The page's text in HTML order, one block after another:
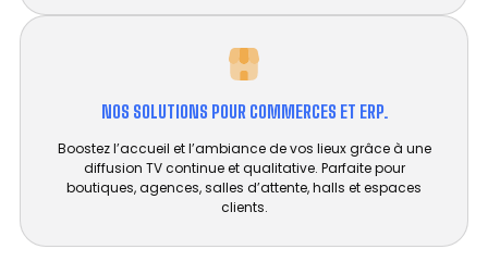
NOS SOLUTIONS POUR COMMERCES ET ERP.
Boostez l’accueil et l’ambiance de vos lieux grâce à une
diffusion TV continue et qualitative. Parfaite pour
boutiques, agences, salles d’attente, halls et espaces
clients.